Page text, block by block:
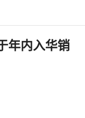
年内入华销